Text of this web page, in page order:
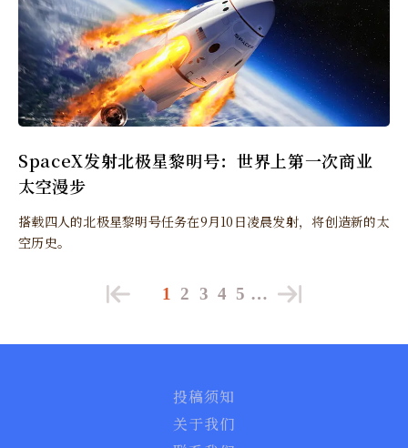
SpaceX发射北极星黎明号：世界上第一次商业
太空漫步
搭载四人的北极星黎明号任务在9月10日凌晨发射，将创造新的太
空历史。
1 2 3 4 5 …
投稿须知
关于我们